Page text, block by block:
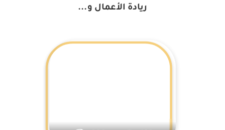
ريادة الأعمال و...